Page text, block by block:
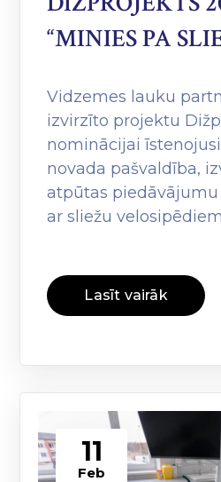
“MINIES PA
Vidzemes lauku
izvirzīto projektu
nominācijai
novada pašvaldība,
atpūtas piedāvājumu
ar sliežu
Lasīt vairāk
11
Feb